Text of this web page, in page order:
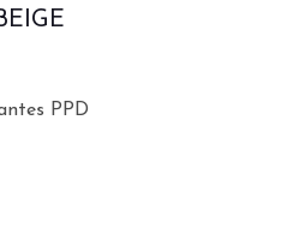
PPD